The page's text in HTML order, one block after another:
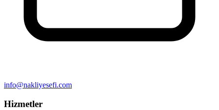
info@nakliyesefi.com
Hizmetler